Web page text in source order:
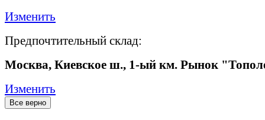
Изменить
Предпочтительный склад:
Москва, Киевское ш., 1-ый км. Рынок
Изменить
Все верно